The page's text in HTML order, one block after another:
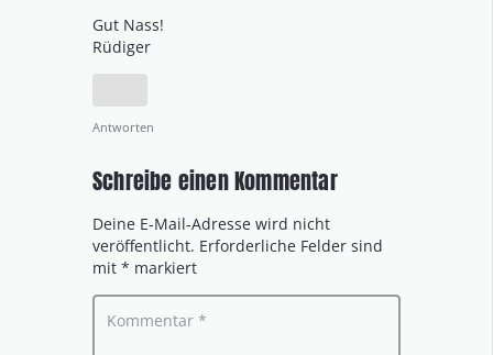
Gut Nass!
Rüdiger
Antworten
Schreibe einen Kommentar
Deine E-Mail-Adresse wird nicht
veröffentlicht. Erforderliche Felder sind
mit * markiert